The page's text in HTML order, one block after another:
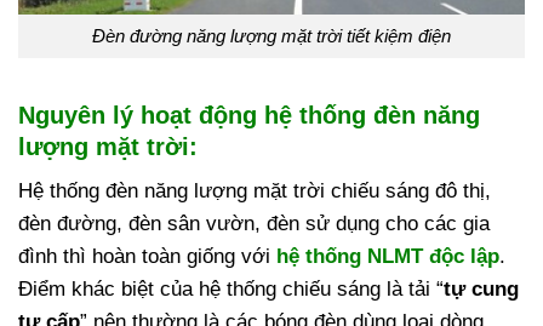
Đèn đường năng lượng mặt trời tiết kiệm điện
Nguyên lý hoạt động hệ thống đèn năng
lượng mặt trời:
Hệ thống đèn năng lượng mặt trời chiếu sáng đô thị,
đèn đường, đèn sân vườn, đèn sử dụng cho các gia
đình thì hoàn toàn giống với hệ thống NLMT độc lập.
Điểm khác biệt của hệ thống chiếu sáng là tải “tự cung